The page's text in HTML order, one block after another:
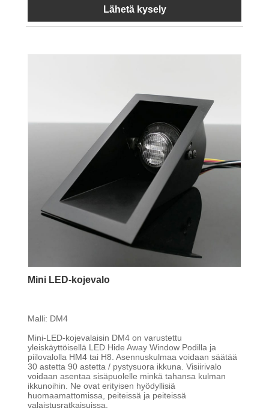
Lähetä kysely
Mini LED-kojevalo
Malli: DM4
Mini-LED-kojevalaisin DM4 on varustettu
yleiskäyttöisellä LED Hide Away Window Podilla ja
piilovalolla HM4 tai H8. Asennuskulmaa voidaan säätää
30 astetta 90 astetta / pystysuora ikkuna. Visiirivalo
voidaan asentaa sisäpuolelle minkä tahansa kulman
ikkunoihin. Ne ovat erityisen hyödyllisiä
huomaamattomissa, peiteissä ja peiteissä
valaistusratkaisuissa.